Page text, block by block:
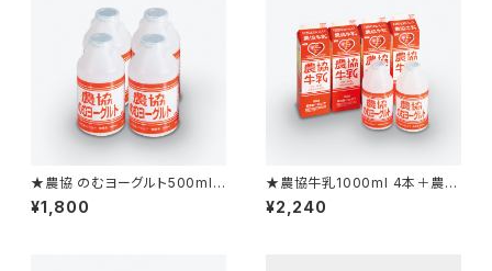
★農協 のむヨーグルト500ml
4本
¥1,800
★農協牛乳1000ml 4本＋農協
のむヨーグルト500ml 2本
¥2,240